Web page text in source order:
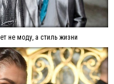
не моду, а стиль жизни